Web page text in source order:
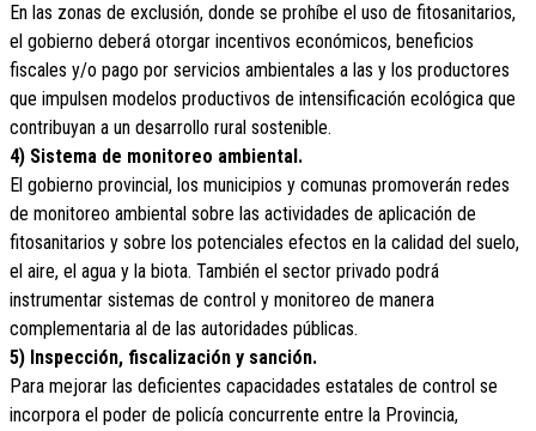
En las zonas de exclusión, donde se prohíbe el uso de fitosanitarios,
el gobierno deberá otorgar incentivos económicos, beneficios
fiscales y/o pago por servicios ambientales a las y los productores
que impulsen modelos productivos de intensificación ecológica que
contribuyan a un desarrollo rural sostenible.
4) Sistema de monitoreo ambiental.
El gobierno provincial, los municipios y comunas promoverán redes
de monitoreo ambiental sobre las actividades de aplicación de
fitosanitarios y sobre los potenciales efectos en la calidad del suelo,
el aire, el agua y la biota. También el sector privado podrá
instrumentar sistemas de control y monitoreo de manera
complementaria al de las autoridades públicas.
5) Inspección, fiscalización y sanción.
Para mejorar las deficientes capacidades estatales de control se
incorpora el poder de policía concurrente entre la Provincia,